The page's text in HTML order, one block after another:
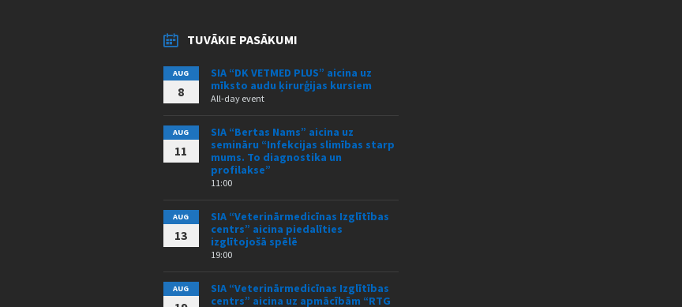
TUVĀKIE PASĀKUMI
AUG
8
SIA “DK VETMED PLUS” aicina uz
mīksto audu ķirurģijas kursiem
All-day event
AUG
11
SIA “Bertas Nams” aicina uz
semināru “Infekcijas slimības starp
mums. To diagnostika un
profilakse”
11:00
AUG
13
SIA “Veterinārmedicīnas Izglītības
centrs” aicina piedalīties
izglītojošā spēlē
19:00
AUG
SIA “Veterinārmedicīnas Izglītības
centrs” aicina uz apmācībām “RTG